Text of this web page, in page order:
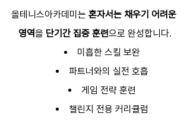
올테니스아카데미는 혼자서는 채우기 어려운
영역을 단기간 집중 훈련으로 완성합니다.
미흡한 스킬 보완
파트너와의 실전 호흡
게임 전략 훈련
챌린지 전용 커리큘럼